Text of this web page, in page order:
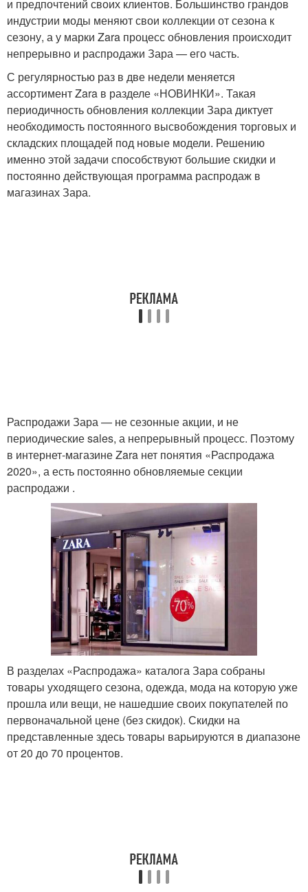
и предпочтений своих клиентов. Большинство грандов
индустрии моды меняют свои коллекции от сезона к
сезону, а у марки Zara процесс обновления происходит
непрерывно и распродажи Зара — его часть.
С регулярностью раз в две недели меняется
ассортимент Zara в разделе «НОВИНКИ». Такая
периодичность обновления коллекции Зара диктует
необходимость постоянного высвобождения торговых и
складских площадей под новые модели. Решению
именно этой задачи способствуют большие скидки и
постоянно действующая программа распродаж в
магазинах Зара.
Распродажи Зара — не сезонные акции, и не
периодические sales, а непрерывный процесс. Поэтому
в интернет-магазине Zara нет понятия «Распродажа
2020», а есть постоянно обновляемые секции
распродажи .
В разделах «Распродажа» каталога Зара собраны
товары уходящего сезона, одежда, мода на которую уже
прошла или вещи, не нашедшие своих покупателей по
первоначальной цене (без скидок). Скидки на
представленные здесь товары варьируются в диапазоне
от 20 до 70 процентов.